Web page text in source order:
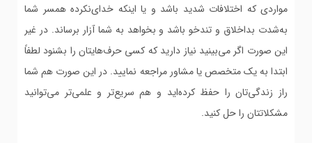
مواردی که اختلافات شدید باشد و یا اینکه خدای‌نکرده همسر شما
به‌شدت بداخلاق و تندخو باشد و بخواهد به شما آزار برساند. در غیر
این صورت اگر می‌بینید نیاز دارید که کسی حرف‌هایتان را بشنود لطفاً
ابتدا به یک متخصص یا مشاور مراجعه نمایید. در این صورت هم شما
راز زندگی‌تان را حفظ کرده‌اید و هم سریع‌تر و علمی‌تر می‌توانید
مشکلاتتان را حل کنید.